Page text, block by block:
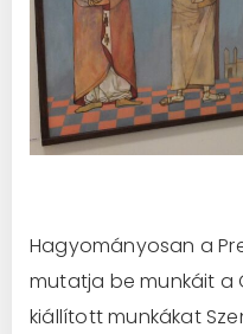
Hagyományosan a
mutatja be munkáit a
kiállított munkákat